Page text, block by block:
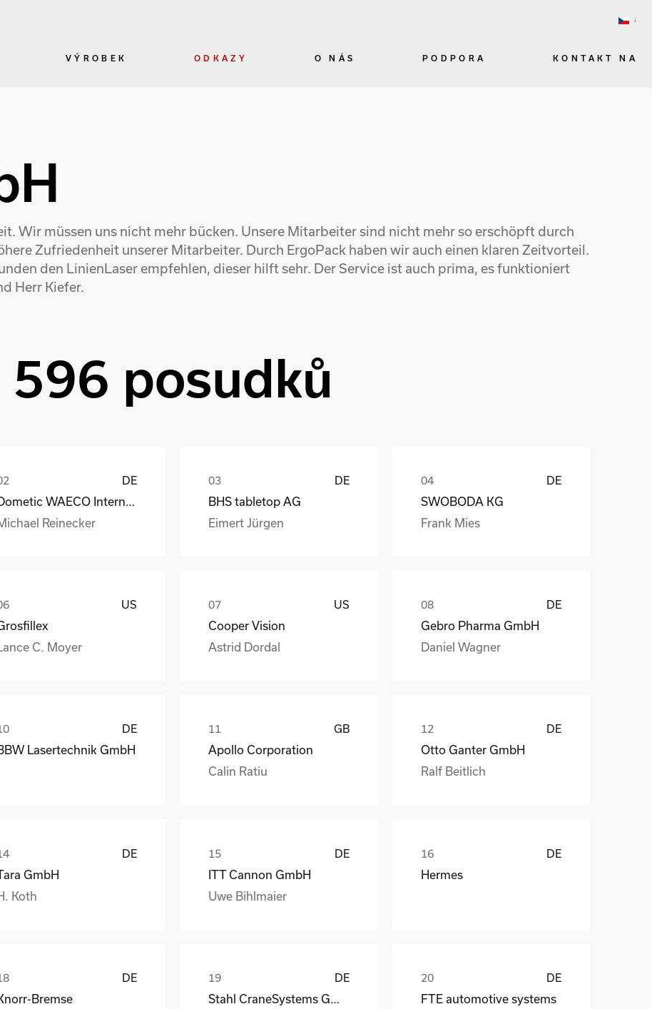
VÝROBEK ODKAZY O NÁS PODPORA KONTAKT NA
Wir müssen uns nicht mehr bücken. Unsere Mitarbeiter sind nicht mehr so erschöpft durch
Zufriedenheit unserer Mitarbeiter. Durch ErgoPack haben wir auch einen klaren Zeitvorteil.
den LinienLaser empfehlen, dieser hilft sehr. Der Service ist auch prima, es funktioniert
Herr Kiefer.
596 posudků
DE
Reinecker
DE
BHS tabletop AG
Eimert Jürgen
DE
SWOBODA KG
Frank Mies
US
C. Moyer
US
Cooper Vision
Astrid Dordal
DE
Gebro Pharma GmbH
Daniel Wagner
DE
Lasertechnik GmbH
GB
Apollo Corporation
Calin Ratiu
DE
Otto Ganter GmbH
Ralf Beitlich
DE
GmbH
Koth
DE
ITT Cannon GmbH
Uwe Bihlmaier
DE
Hermes
DE
Bremse
DE DE
FTE automotive systems